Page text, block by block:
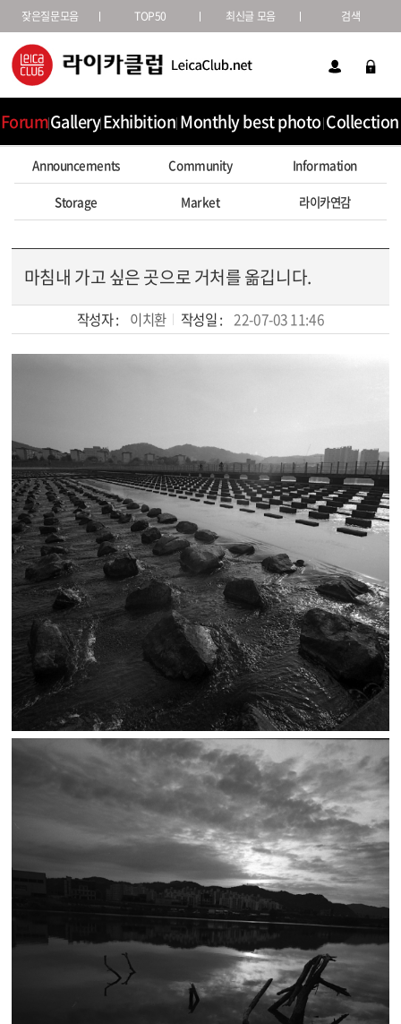
잦은질문모음 TOP50 최신글 모음 검색
ForumGalleryExhibition Monthly best photo Collection
Announcements Community Information
Storage Market 라이카연감
마침내 가고 싶은 곳으로 거처를 옮깁니다.
작성자 : 이치환 작성일 : 22-07-03 11:46